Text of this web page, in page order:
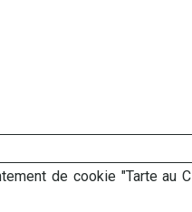
de cookie "Tarte au